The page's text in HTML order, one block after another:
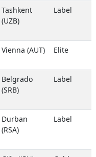
Tashkent
(UZB)
Label
Vienna (AUT) Elite
Belgrado
(SRB)
Label
Durban
(RSA)
Label